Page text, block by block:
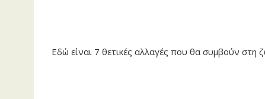
Εδώ είναι 7 θετικές αλλαγές που θα συμβούν στη